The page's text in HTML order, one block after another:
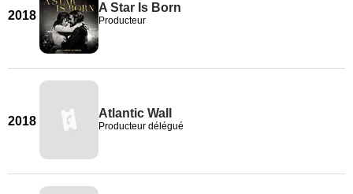
2018
A Star Is Born
Producteur
2018
Atlantic Wall
Producteur délégué